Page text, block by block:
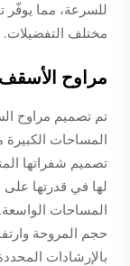
للسرعة، مما يوفّر
مختلف التفضيلات.
مراوح الأسقف
تم تصميم مراوح
المساحات الكبيرة
تصميم شفراتها
لها في قدرتها
المساحات
حجم المروحة
بالإرشادات